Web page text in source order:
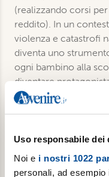
Uso responsabile dei
Noi e i nostri 1022
personali, ad
(realizzando corsi
reddito). In un
violenza e catastrofi
diventa uno
ogni bambino alla
diventare
della sua comunità.
€ 15,00